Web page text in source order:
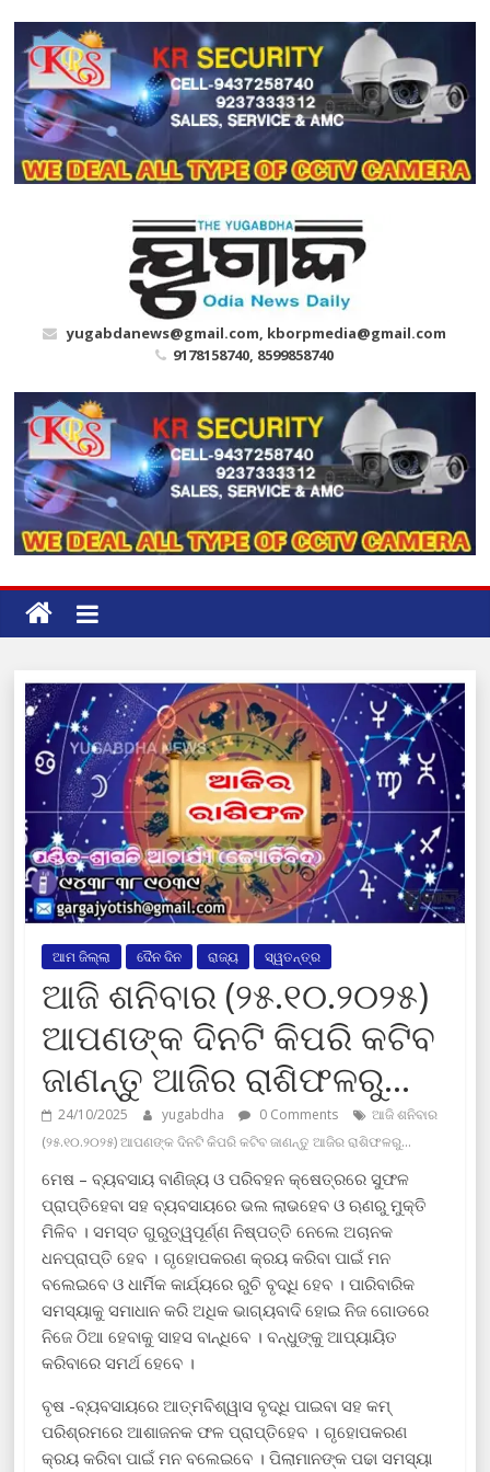
content
yugabdanews@gmail.com, kborpmedia@gmail.com
9178158740, 8599858740
ଆମ ଜିଲ୍ଲା ଦୈନ ଦିନ ରାଜ୍ୟ ସ୍ୱତନ୍ତ୍ର
ଆଜି ଶନିବାର (୨୫.୧୦.୨୦୨୫)
ଆପଣଙ୍କ ଦିନଟି କିପରି କଟିବ
ଜାଣନ୍ତୁ ଆଜିର ରାଶିଫଳରୁ…
24/10/2025 yugabdha 0 Comments
ଆଜି ଶନିବାର
(୨୫.୧୦.୨୦୨୫) ଆପଣଙ୍କ ଦିନଟି କିପରି କଟିବ ଜାଣନ୍ତୁ ଆଜିର ରାଶିଫଳରୁ…
ମେଷ – ବ୍ୟବସାୟ ବାଣିଜ୍ୟ ଓ ପରିବହନ କ୍ଷେତ୍ରରେ ସୁଫଳ
ପ୍ରାପ୍ତିହେବା ସହ ବ୍ୟବସାୟରେ ଭଲ ଲାଭହେବ ଓ ଋଣରୁ ମୁକ୍ତି
ମିଳିବ । ସମସ୍ତ ଗୁରୁତ୍ୱପୂର୍ଣ୍ଣ ନିଷ୍ପତ୍ତି ନେଲେ ଅଚାନକ
ଧନପ୍ରାପ୍ତି ହେବ । ଗୃହୋପକରଣ କ୍ରୟ କରିବା ପାଇଁ ମନ
ବଲେଇବେ ଓ ଧାର୍ମିକ କାର୍ଯ୍ୟରେ ରୁଚି ବୃଦ୍ଧି ହେବ । ପାରିବାରିକ
ସମସ୍ୟାକୁ ସମାଧାନ କରି ଅଧିକ ଭାଗ୍ୟବାଦି ହୋଇ ନିଜ ଗୋଡରେ
ନିଜେ ଠିଆ ହେବାକୁ ସାହସ ବାନ୍ଧିବେ । ବନ୍ଧୁଙ୍କୁ ଆପ୍ୟାୟିତ
କରିବାରେ ସମର୍ଥ ହେବେ ।
ବୃଷ -ବ୍ୟବସାୟରେ ଆତ୍ମବିଶ୍ୱାସ ବୃଦ୍ଧି ପାଇବା ସହ କମ୍
ପରିଶ୍ରମରେ ଆଶାଜନକ ଫଳ ପ୍ରାପ୍ତିହେବ । ଗୃହୋପକରଣ
କ୍ରୟ କରିବା ପାଇଁ ମନ ବଲେଇବେ । ପିଲାମାନଙ୍କ ପଢା ସମସ୍ୟା